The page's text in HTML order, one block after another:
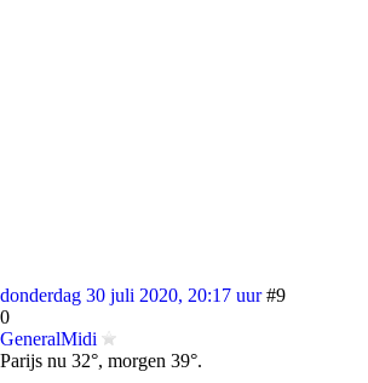
donderdag 30 juli 2020, 20:17 uur #9
0
GeneralMidi
Parijs nu 32°, morgen 39°.